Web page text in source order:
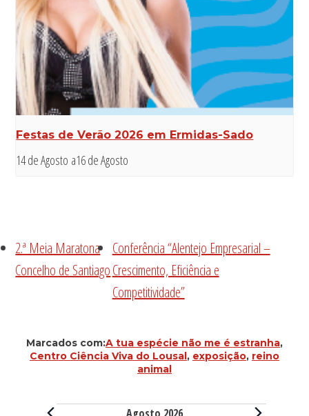
Festas de Verão 2026 em Ermidas-Sado
14 de Agosto a16 de Agosto
2.ª Meia Maratona
Concelho de Santiago
Conferência “Alentejo Empresarial –
Crescimento, Eficiência e
Competitividade”
Marcados com:A tua espécie não me é estranha,
Centro Ciência Viva do Lousal, exposição, reino
animal